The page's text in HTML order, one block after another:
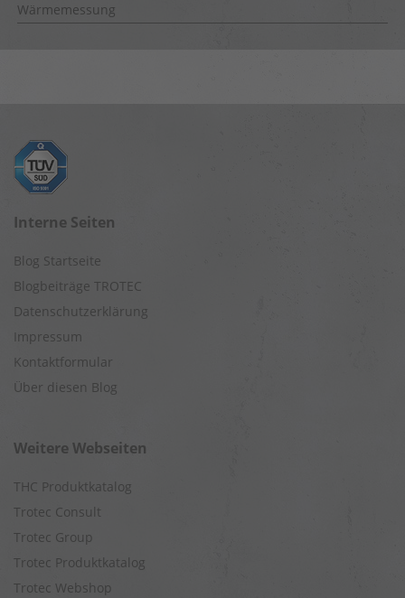
Wärmemessung
Interne Seiten
Blog Startseite
Blogbeiträge TROTEC
Datenschutzerklärung
Impressum
Kontaktformular
Über diesen Blog
Weitere Webseiten
THC Produktkatalog
Trotec Consult
Trotec Group
Trotec Produktkatalog
Trotec Webshop